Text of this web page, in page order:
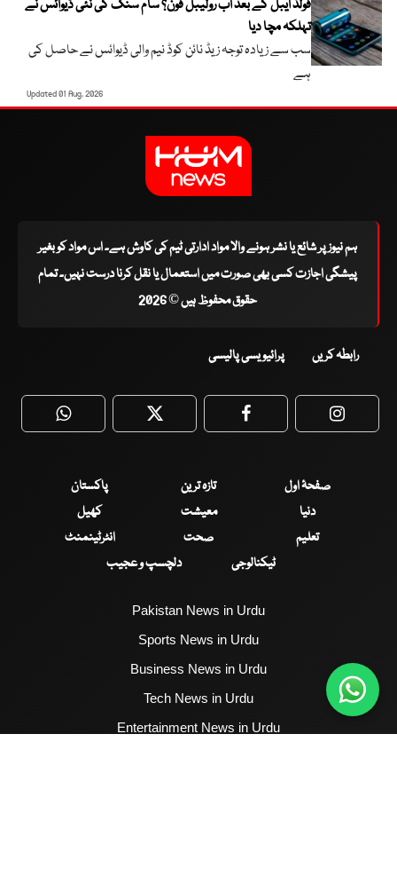
فولڈ ایبل کے بعد اب رولیبل فون؟ سام سنگ کی نئی ڈیوائس نے
تہلکہ مچا دیا
سب سے زیادہ توجہ زیڈ نائن کوڈ نیم والی ڈیوائس نے حاصل کی
ہے
Updated 01 Aug, 2026
ہم نیوز پر شائع یا نشر ہونے والا مواد ادارتی ٹیم کی کاوش ہے۔ اس مواد کو بغیر
پیشگی اجازت کسی بھی صورت میں استعمال یا نقل کرنا درست نہیں۔ تمام
حقوق محفوظ ہیں © 2026
رابطہ کریں پرائیویسی پالیسی
WhatsApp Twitter Facebook
صفحۂ اول تازہ ترین
پاکستان
دنیا
معیشت
کھیل
تعلیم
صحت
انٹرٹینمنٹ
ٹیکنالوجی
دلچسپ و عجیب
Pakistan News in Urdu
Sports News in Urdu
Business News in Urdu
Tech News in Urdu
Entertainment News in Urdu